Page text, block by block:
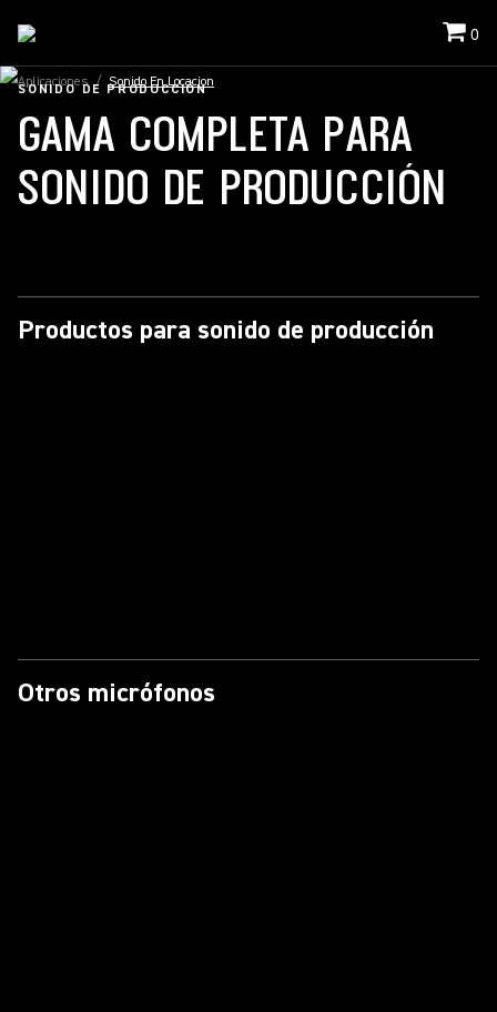
0
Aplicaciones / Sonido En Locacion
SONIDO DE PRODUCCIÓN
GAMA COMPLETA PARA
SONIDO DE PRODUCCIÓN
Productos para sonido de producción
Otros micrófonos